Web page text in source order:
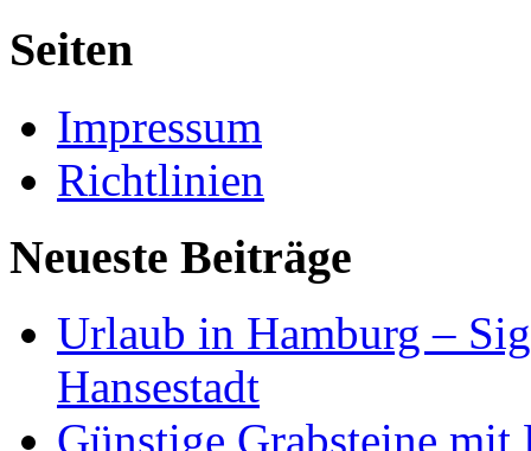
Seiten
Impressum
Richtlinien
Neueste Beiträge
Urlaub in Hamburg –
Hansestadt
Günstige Grabsteine mit